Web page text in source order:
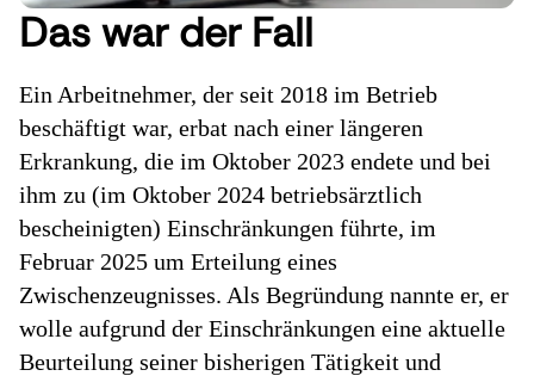
Das war der Fall
Ein Arbeitnehmer, der seit 2018 im Betrieb
beschäftigt war, erbat nach einer längeren
Erkrankung, die im Oktober 2023 endete und bei
ihm zu (im Oktober 2024 betriebsärztlich
bescheinigten) Einschränkungen führte, im
Februar 2025 um Erteilung eines
Zwischenzeugnisses. Als Begründung nannte er, er
wolle aufgrund der Einschränkungen eine aktuelle
Beurteilung seiner bisherigen Tätigkeit und